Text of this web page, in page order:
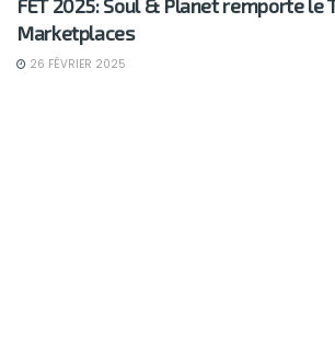
FET 2025: Soul & Planet remporte le
Marketplaces
26 FÉVRIER 2025